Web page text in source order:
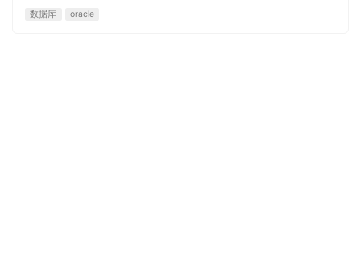
数据库 oracle